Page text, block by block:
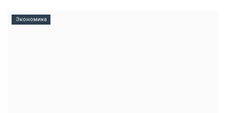
Экономика